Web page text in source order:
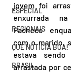
ESPECIAL
REGIONAIS
QUE NOTÍCIA BOA!
BRASIL
jovem foi
enxurrada
Pacheco
com o marido,
estava
arrastada por